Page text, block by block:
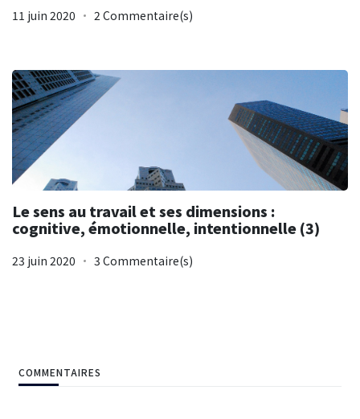
11 juin 2020 2 Commentaire(s)
Le sens au travail et ses dimensions :
cognitive, émotionnelle, intentionnelle (3)
23 juin 2020 3 Commentaire(s)
COMMENTAIRES